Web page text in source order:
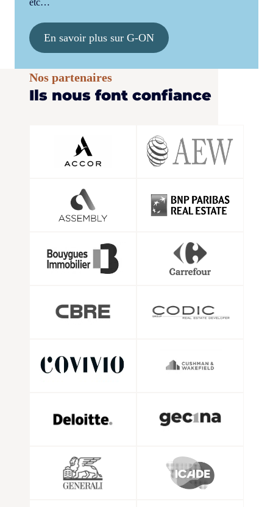
etc…
En savoir plus sur G-ON
Nos partenaires
Ils nous font confiance